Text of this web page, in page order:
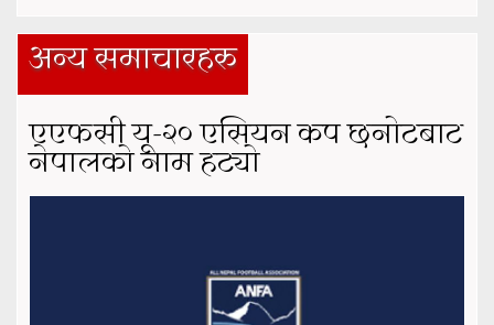
अन्य समाचारहरु
एएफसी यू-२० एसियन कप छनोटबाट
नेपालको नाम हट्यो